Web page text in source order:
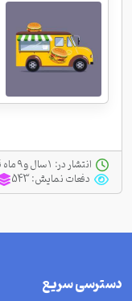
انتشار در:
دفعات نمایش:543
دسترسی سریع